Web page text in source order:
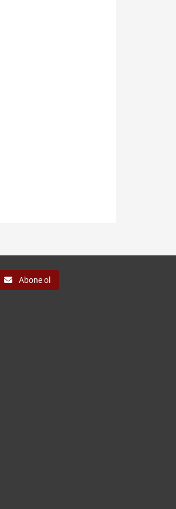
Abone ol